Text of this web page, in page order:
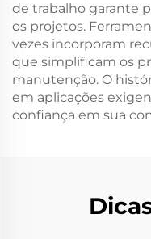
de trabalho garante
os projetos.
vezes incorporam
que simplificam os
manutenção. O
em aplicações
confiança em sua